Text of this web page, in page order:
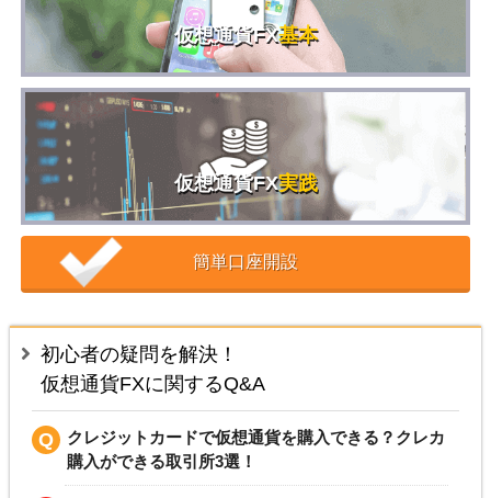
仮想通貨FX基本
仮想通貨FX実践
簡単口座開設
初心者の疑問を解決！
仮想通貨FXに関するQ&A
クレジットカードで仮想通貨を購入できる？クレカ
購入ができる取引所3選！